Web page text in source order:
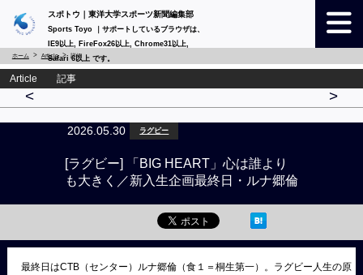
スポトウ｜東洋大学スポーツ新聞編集部
Sports Toyo ｜サポートしているブラウザは、
IE9以上, FireFox26以上, Chrome31以上,
Safari 6以上 です。
ホーム Article 詳細
Article 記事
< >
2026.05.30 ラグビー
[ラグビー] 「BIG HEART」心は誰より
も大きく／新入生企画最終日・ルナ郷倫
最終日はCTB（センター）ルナ郷倫（食１＝桐生第一）。ラグビー人生の原